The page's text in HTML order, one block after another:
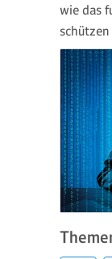
wie das
schützen